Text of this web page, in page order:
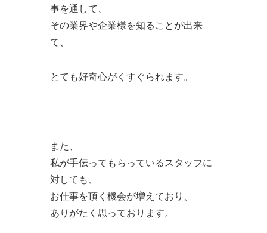
事を通して、
その業界や企業様を知ることが出来
て、
とても好奇心がくすぐられます。
また、
私が手伝ってもらっているスタッフに
対しても、
お仕事を頂く機会が増えており、
ありがたく思っております。